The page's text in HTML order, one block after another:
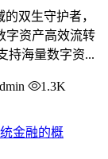
双生守护者，
字资产高效流转
持海量数字资...
1.3K